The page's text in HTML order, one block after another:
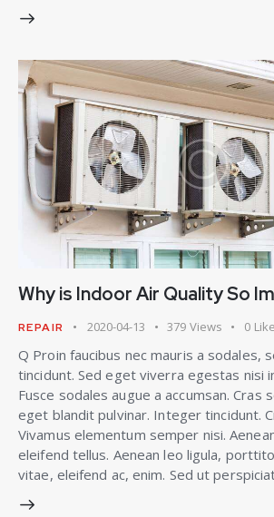
Why is Indoor Air Quality So
REPAIR 2020-04-13 379 Views 0
Q Proin faucibus nec mauris a sodales,
tincidunt. Sed eget viverra egestas nisi
Fusce sodales augue a accumsan. Cras
eget blandit pulvinar. Integer tincidunt.
Vivamus elementum semper nisi.
eleifend tellus. Aenean leo ligula,
vitae, eleifend ac, enim. Sed ut